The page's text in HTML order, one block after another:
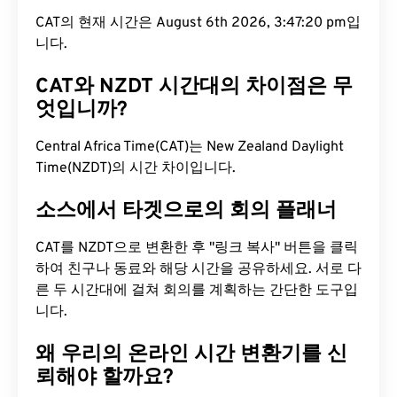
CAT의 현재 시간은 August 6th 2026, 3:47:21 pm입
니다.
CAT와 NZDT 시간대의 차이점은 무
엇입니까?
Central Africa Time(CAT)는 New Zealand Daylight
Time(NZDT)의 시간 차이입니다.
소스에서 타겟으로의 회의 플래너
CAT를 NZDT으로 변환한 후 "링크 복사" 버튼을 클릭
하여 친구나 동료와 해당 시간을 공유하세요. 서로 다
른 두 시간대에 걸쳐 회의를 계획하는 간단한 도구입
니다.
왜 우리의 온라인 시간 변환기를 신
뢰해야 할까요?